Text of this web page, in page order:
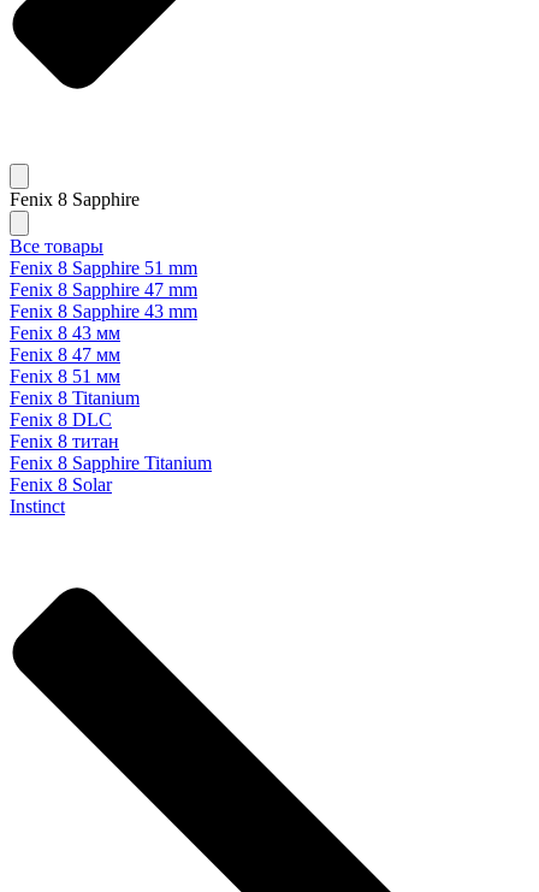
Fenix 8 Sapphire
Все товары
Fenix 8 Sapphire 51 mm
Fenix 8 Sapphire 47 mm
Fenix 8 Sapphire 43 mm
Fenix 8 43 мм
Fenix 8 47 мм
Fenix 8 51 мм
Fenix 8 Titanium
Fenix 8 DLC
Fenix 8 титан
Fenix 8 Sapphire Titanium
Fenix 8 Solar
Instinct